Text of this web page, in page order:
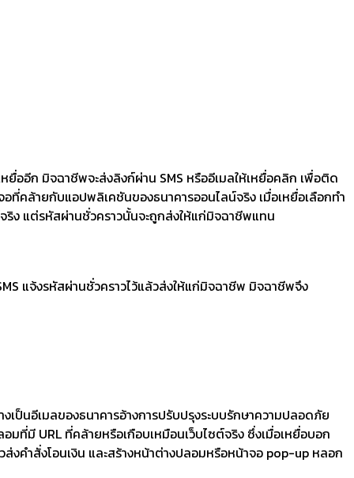
ออีก มิจฉาชีพจะส่งลิงก์ผ่าน SMS หรืออีเมลให้เหยื่อคลิก เพื่อติด
ที่คล้ายกับแอปพลิเคชันของธนาคารออนไลน์จริง เมื่อเหยื่อเลือกทำ
จริง แต่รหัสผ่านชั่วคราวนั้นจะถูกส่งให้แก่มิจฉาชีพแทน
แจ้งรหัสผ่านชั่วคราวไว้แล้วส่งให้แก่มิจฉาชีพ มิจฉาชีพจึง
ป็นอีเมลของธนาคารอ้างการปรับปรุงระบบรักษาความปลอดภัย
ที่มี URL ที่คล้ายหรือเกือบเหมือนเว็บไซต์จริง ซึ่งเมื่อเหยื่อบอก
งคำสั่งโอนเงิน และสร้างหน้าต่างปลอมหรือหน้าจอ pop-up หลอก